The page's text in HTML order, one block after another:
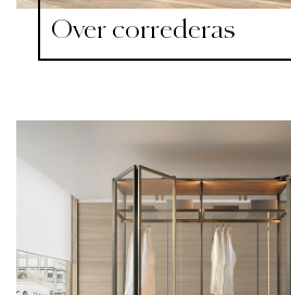
Over correderas